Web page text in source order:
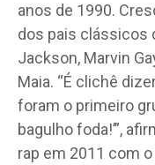
anos de 1990.
dos pais clássicos
Jackson, Marvin
Maia. “É clichê
foram o primeiro
bagulho foda!’”,
rap em 2011 com